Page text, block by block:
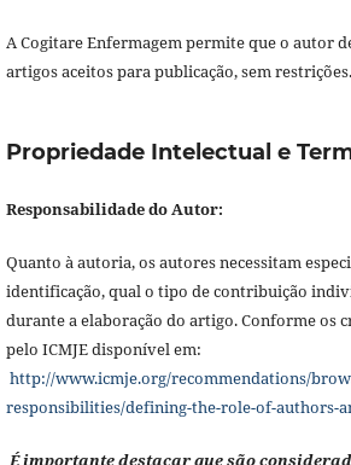
A Cogitare Enfermagem permite que o autor
artigos aceitos para publicação, sem restrições.
Propriedade Intelectual e
Responsabilidade do Autor:
Quanto à autoria, os autores necessitam
identificação, qual o tipo de contribuição
durante a elaboração do artigo. Conforme os
pelo ICMJE disponível em:
http://www.icmje.org/recommendations/
responsibilities/defining-the-role-of-authors-
É importante destacar que são